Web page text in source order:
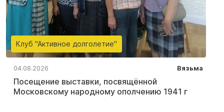
Клуб "Активное долголетие"
04.08.2026 Вязьма
Посещение выставки, посвящённой
Московскому народному ополчению 1941 г